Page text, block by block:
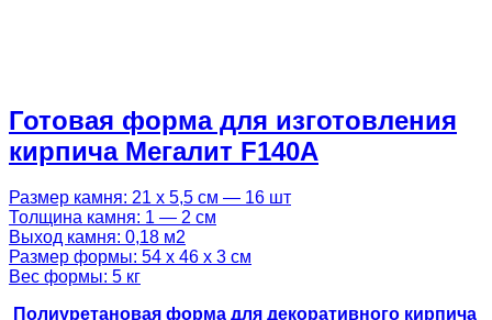
Готовая форма для изготовления
кирпича Мегалит F140A
Размер камня: 21 х 5,5 см — 16 шт
Толщина камня: 1 — 2 см
Выход камня: 0,18 м2
Размер формы: 54 х 46 х 3 см
Вес формы: 5 кг
Полиуретановая форма для декоративного кирпича